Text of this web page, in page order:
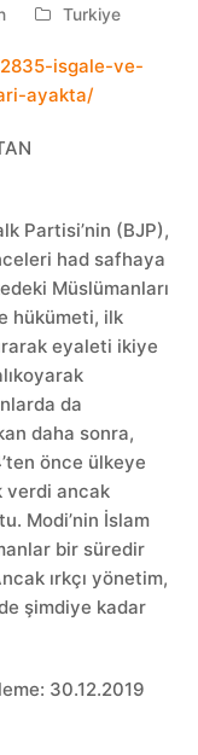
Turkiye
isgale-ve-
ayakta/
Partisi’nin (BJP),
had safhaya
Müslümanları
hükümeti, ilk
eyaleti ikiye
da
daha sonra,
önce ülkeye
verdi ancak
Modi’nin İslam
bir süredir
ırkçı yönetim,
şimdiye kadar
30.12.2019